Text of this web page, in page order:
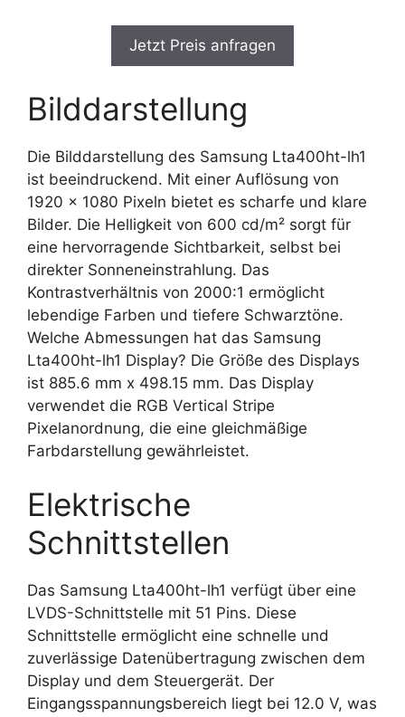
Jetzt Preis anfragen
Bilddarstellung
Die Bilddarstellung des Samsung Lta400ht-lh1
ist beeindruckend. Mit einer Auflösung von
1920 x 1080 Pixeln bietet es scharfe und klare
Bilder. Die Helligkeit von 600 cd/m² sorgt für
eine hervorragende Sichtbarkeit, selbst bei
direkter Sonneneinstrahlung. Das
Kontrastverhältnis von 2000:1 ermöglicht
lebendige Farben und tiefere Schwarztöne.
Welche Abmessungen hat das Samsung
Lta400ht-lh1 Display? Die Größe des Displays
ist 885.6 mm x 498.15 mm. Das Display
verwendet die RGB Vertical Stripe
Pixelanordnung, die eine gleichmäßige
Farbdarstellung gewährleistet.
Elektrische
Schnittstellen
Das Samsung Lta400ht-lh1 verfügt über eine
LVDS-Schnittstelle mit 51 Pins. Diese
Schnittstelle ermöglicht eine schnelle und
zuverlässige Datenübertragung zwischen dem
Display und dem Steuergerät. Der
Eingangsspannungsbereich liegt bei 12.0 V, was